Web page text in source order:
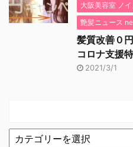
大阪美容室 ノ
艶髪ニュース
髪質改善０
コロナ支援
2021/3/1